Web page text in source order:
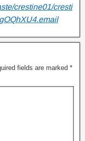
crestine01/cresti
fields are marked *